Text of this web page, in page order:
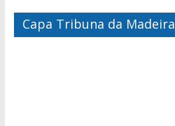
Capa Tribuna da Madeira